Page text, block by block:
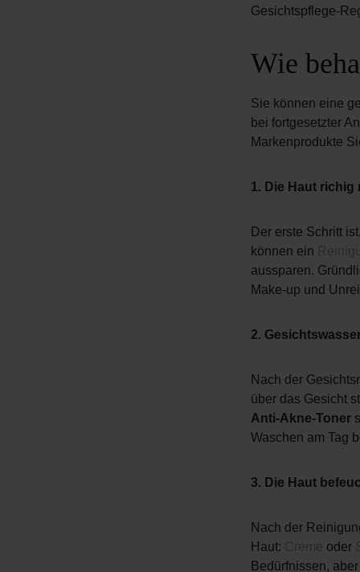
Gesichtspflege-
Wie
Sie können eine
bei fortgesetzter
Markenprodukte
1. Die Haut richig
Der erste Schritt
können ein
aussparen.
Make-up und
2.
Nach der
über das Gesicht
Anti-Akne-Toner
Waschen am Tag
3. Die Haut
Nach der
Haut: Creme oder
Bedürfnissen,